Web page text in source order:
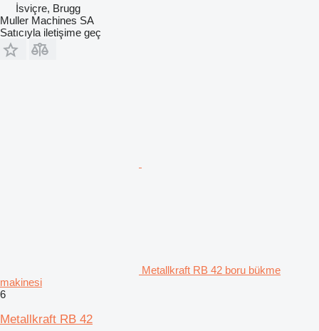
İsviçre, Brugg
Muller Machines SA
Satıcıyla iletişime geç
Metallkraft RB 42 boru bükme
makinesi
6
Metallkraft RB 42